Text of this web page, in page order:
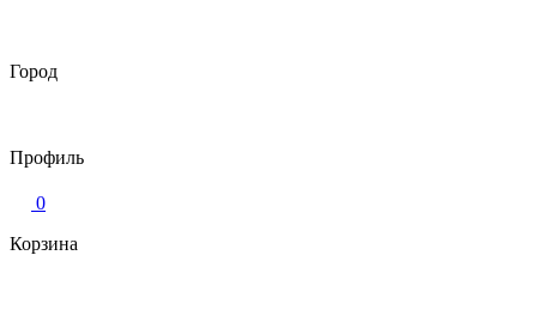
Город
Профиль
0
Корзина